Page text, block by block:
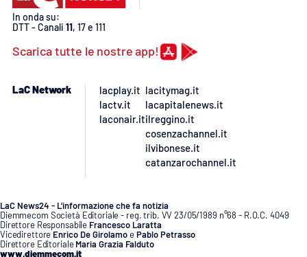
In onda su:
DTT - Canali 11, 17 e 111
Scarica tutte le nostre app!
LaC Network
lacplay.it
lactv.it
laconair.it
lacitymag.it
lacapitalenews.it
ilreggino.it
cosenzachannel.it
ilvibonese.it
catanzarochannel.it
LaC News24 - L’informazione che fa notizia
Diemmecom Società Editoriale - reg. trib. VV 23/05/1989 n°68 - R.O.C. 4049
Direttore Responsabile Francesco Laratta
Vicedirettore Enrico De GirolamoePablo Petrasso
Direttore Editoriale Maria Grazia Falduto
www.diemmecom.it